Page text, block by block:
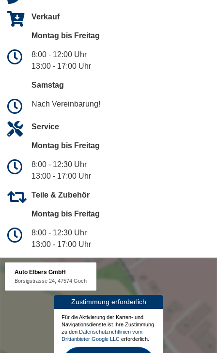
Verkauf
Montag bis Freitag
8:00 - 12:00 Uhr
13:00 - 17:00 Uhr
Samstag
Nach Vereinbarung!
Service
Montag bis Freitag
8:00 - 12:30 Uhr
13:00 - 17:00 Uhr
Teile & Zubehör
Montag bis Freitag
8:00 - 12:30 Uhr
13:00 - 17:00 Uhr
Auto Elbers GmbH
Borsigstrasse 24, 47574 Goch
Zustimmung erforderlich
Für die Aktivierung der Karten- und
Navigationsdienste ist Ihre Zustimmung
zu den Datenschutzrichtlinien vom
Drittanbieter Google LLC erforderlich.